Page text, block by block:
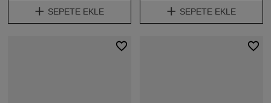
SEPETE EKLE SEPETE EKLE